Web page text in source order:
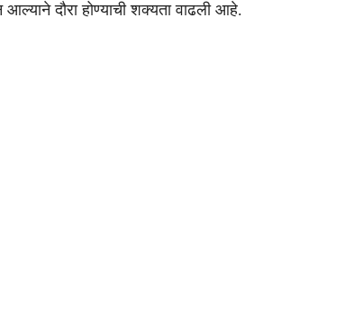
दौरा होण्याची शक्यता वाढली आहे.